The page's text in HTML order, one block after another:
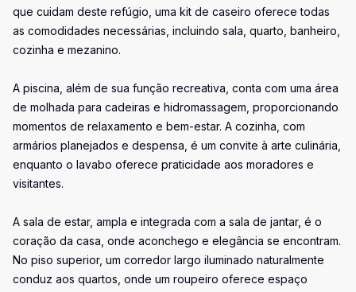
que cuidam deste refúgio, uma kit de caseiro oferece todas
as comodidades necessárias, incluindo sala, quarto, banheiro,
cozinha e mezanino.
A piscina, além de sua função recreativa, conta com uma área
de molhada para cadeiras e hidromassagem, proporcionando
momentos de relaxamento e bem-estar. A cozinha, com
armários planejados e despensa, é um convite à arte culinária,
enquanto o lavabo oferece praticidade aos moradores e
visitantes.
A sala de estar, ampla e integrada com a sala de jantar, é o
coração da casa, onde aconchego e elegância se encontram.
No piso superior, um corredor largo iluminado naturalmente
conduz aos quartos, onde um roupeiro oferece espaço